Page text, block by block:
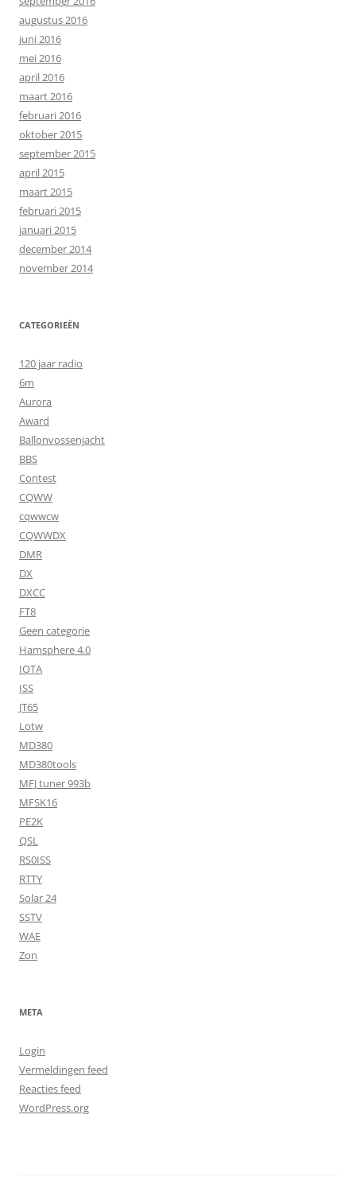
augustus 2016
juni 2016
mei 2016
april 2016
maart 2016
februari 2016
oktober 2015
september 2015
april 2015
maart 2015
februari 2015
januari 2015
december 2014
november 2014
CATEGORIEËN
120 jaar radio
6m
Aurora
Award
Ballonvossenjacht
BBS
Contest
CQWW
cqwwcw
CQWWDX
DMR
DX
DXCC
FT8
Geen categorie
Hamsphere 4.0
IOTA
ISS
JT65
Lotw
MD380
MD380tools
MFJ tuner 993b
MFSK16
PE2K
QSL
RS0ISS
RTTY
Solar 24
SSTV
WAE
Zon
META
Login
Vermeldingen feed
Reacties feed
WordPress.org